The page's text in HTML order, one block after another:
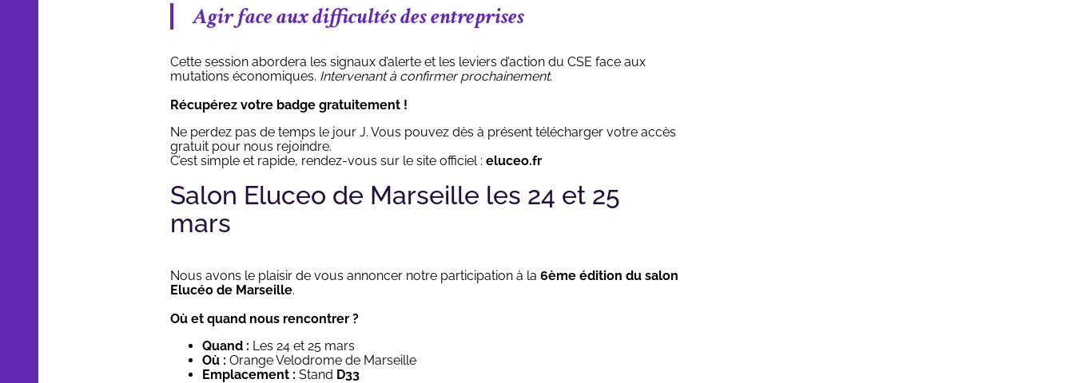
Agir face aux difficultés des entreprises
Cette session abordera les signaux d’alerte et les leviers d’action du CSE face aux
mutations économiques. Intervenant à confirmer prochainement.
Récupérez votre badge gratuitement !
Ne perdez pas de temps le jour J. Vous pouvez dès à présent télécharger votre accès
gratuit pour nous rejoindre.
C’est simple et rapide, rendez-vous sur le site officiel : eluceo.fr
Salon Eluceo de Marseille les 24 et 25
mars
Nous avons le plaisir de vous annoncer notre participation à la 6ème édition du salon
Elucéo de Marseille.
Où et quand nous rencontrer ?
Quand : Les 24 et 25 mars
Où : Orange Velodrome de Marseille
Emplacement : Stand D33